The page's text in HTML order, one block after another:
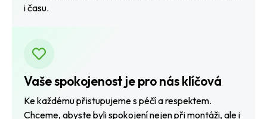
i času.
Vaše spokojenost je pro nás klíčová
Ke každému přistupujeme s péčí a respektem.
Chceme, abyste byli spokojení nejen při montáži, ale i